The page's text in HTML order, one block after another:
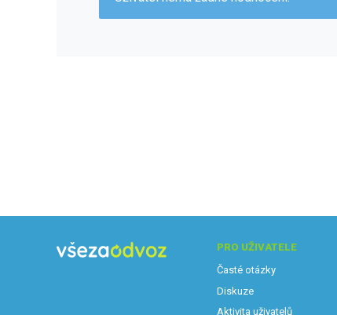
PRO UŽIVATELE
Časté otázky
Diskuze
Aktivita uživatelů